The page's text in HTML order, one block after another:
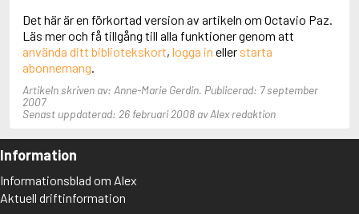
Det här är en förkortad version av artikeln om Octavio Paz.
Läs mer och få tillgång till alla funktioner genom att
använda ditt bibliotekskort, logga in eller starta
abonnemang.
Artikeln skriven av: Anne-Marie Gerdin. Publicerad: 7 september
2007
Senast uppdaterad: 26 februari 2008 av Alex redaktion
Information
Informationsblad om Alex
Aktuell driftinformation